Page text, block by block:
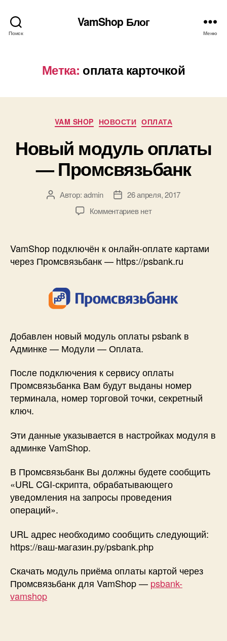
Поиск
VamShop Блог
Меню
Метка: оплата карточкой
Рубрики
VAM SHOP НОВОСТИ ОПЛАТА
Новый модуль оплаты
— Промсвязьбанк
АвторАвтор:admin
Дата26 апреля, 2017
Комментариевк
оплаты
—
нет
VamShop подключён к онлайн-оплате картами
через Промсвязьбанк — https://psbank.ru
Добавлен новый модуль оплаты psbank в
Админке — Модули — Оплата.
После подключения к сервису оплаты
Промсвязьбанка Вам будут выданы номер
терминала, номер торговой точки, секретный
ключ.
Эти данные указывается в настройках модуля в
админке VamShop.
В Промсвязьбанк Вы должны будете сообщить
«URL CGI-скрипта, обрабатывающего
уведомления на запросы проведения
операций».
URL адрес необходимо сообщить следующий:
https://ваш-магазин.ру/psbank.php
Скачать модуль приёма оплаты картой через
Промсвязьбанк для VamShop — psbank-
vamshop